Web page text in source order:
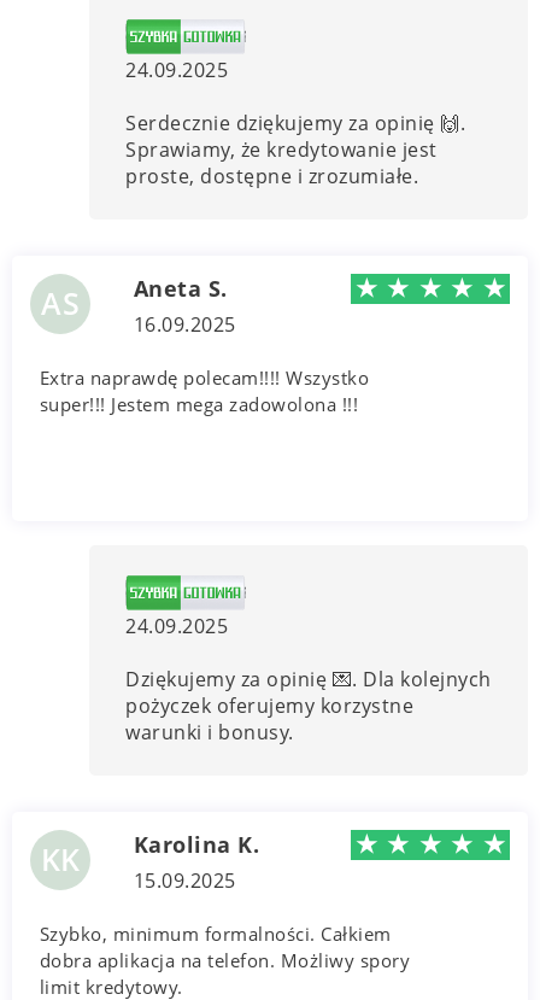
24.09.2025
Serdecznie dziękujemy za opinię 🙌.
Sprawiamy, że kredytowanie jest
proste, dostępne i zrozumiałe.
AS Aneta S. ★ ★ ★ ★ ★
16.09.2025
Extra naprawdę polecam!!!! Wszystko
super!!! Jestem mega zadowolona !!!
24.09.2025
Dziękujemy za opinię 💌. Dla kolejnych
pożyczek oferujemy korzystne
warunki i bonusy.
KK Karolina K. ★ ★ ★ ★ ★
15.09.2025
Szybko, minimum formalności. Całkiem
dobra aplikacja na telefon. Możliwy spory
limit kredytowy.